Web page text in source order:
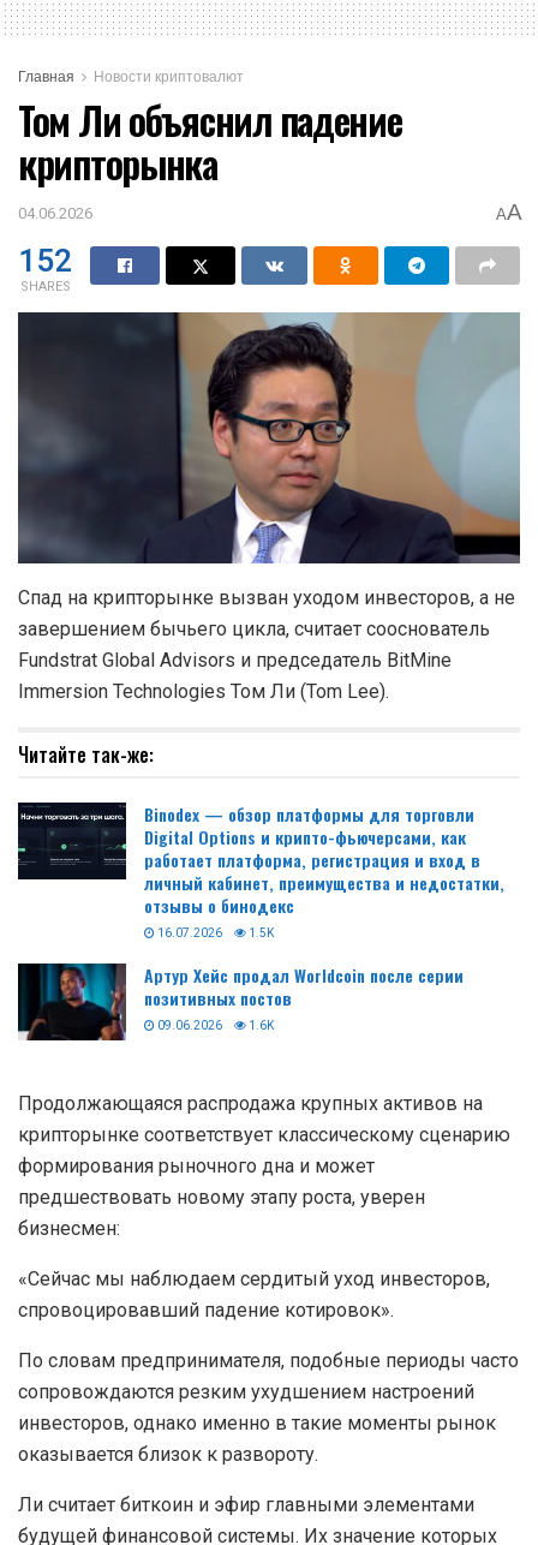
Главная Новости криптовалют
Том Ли объяснил падение
крипторынка
04.06.2026 AA
152
SHARES
Спад на крипторынке вызван уходом инвесторов, а не
завершением бычьего цикла, считает сооснователь
Fundstrat Global Advisors и председатель BitMine
Immersion Technologies Том Ли (Tom Lee).
Читайте так-же:
Binodex — обзор платформы для торговли
Digital Options и крипто-фьючерсами, как
работает платформа, регистрация и вход в
личный кабинет, преимущества и недостатки,
отзывы о бинодекс
16.07.2026 1.5K
Артур Хейс продал Worldcoin после серии
позитивных постов
09.06.2026 1.6K
Продолжающаяся распродажа крупных активов на
крипторынке соответствует классическому сценарию
формирования рыночного дна и может
предшествовать новому этапу роста, уверен
бизнесмен:
«Сейчас мы наблюдаем сердитый уход инвесторов,
спровоцировавший падение котировок».
По словам предпринимателя, подобные периоды часто
сопровождаются резким ухудшением настроений
инвесторов, однако именно в такие моменты рынок
оказывается близок к развороту.
Ли считает биткоин и эфир главными элементами
будущей финансовой системы. Их значение которых